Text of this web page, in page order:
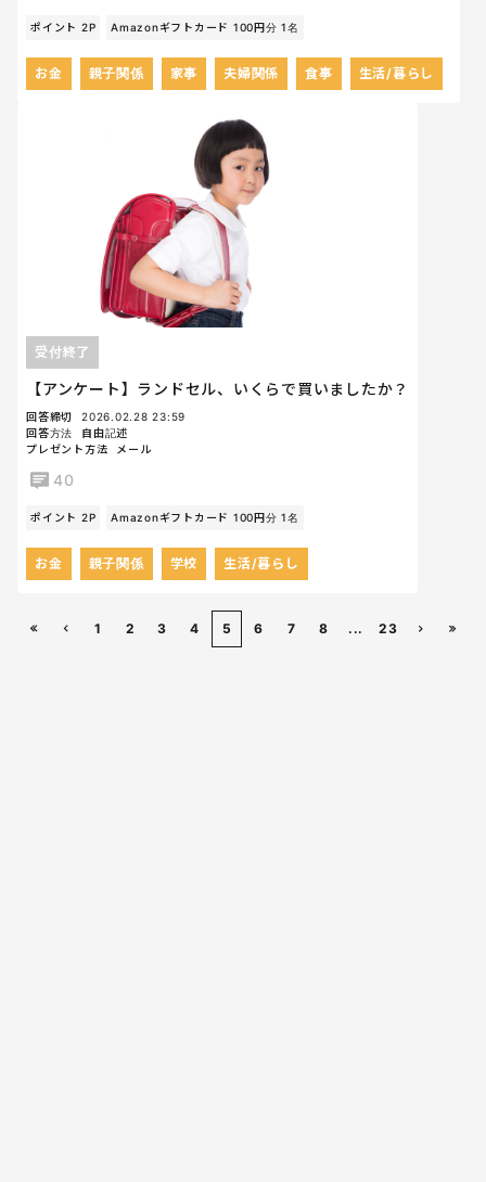
ポイント 2P Amazonギフトカード 100円分 1名
お金 親子関係 家事 夫婦関係 食事 生活/暮らし
【アンケート】ランドセル、いくらで買いましたか？
受付終了
回答締切
2026.02.28 23:59
回答方法
自由記述
プレゼント方法
メール
40
ポイント 2P Amazonギフトカード 100円分 1名
お金 親子関係 学校 生活/暮らし
1 2 3 4 5 6 7 8 ... 23